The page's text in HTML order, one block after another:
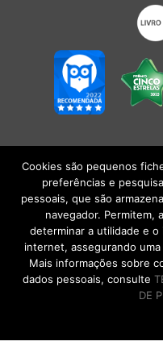
POLÍTICA DE PRIVACIDADE|
GERAIS DE VENDA| Alberto
DE
Cookies são pequenos
preferências e
pessoais, que são
navegador. Permitem,
determinar a utilidade e
internet, assegurando
Mais informações sobre
dados pessoais, consulte
DE